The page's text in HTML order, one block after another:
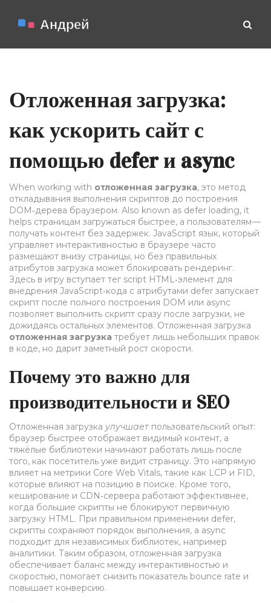
Отложенная загрузка:
как ускорить сайт с
помощью defer и async
When working with отложенная загрузка, это метод
откладывания выполнения скриптов до построения
DOM‑дерева браузером. Also known as defer loading, it
helps страницам загружаться быстрее, а пользователям —
получать контент без задержек. JavaScript язык, который
управляет интерактивностью в браузере часто
размещают внизу страницы, но без правильных
атрибутов загрузка может блокировать рендеринг.
Здесь в игру вступает тег script HTML‑элемент для
внедрения JavaScript‑кода с атрибутами defer запускает
скрипт после полного построения DOM или async
позволяет выполнить скрипт сразу после загрузки, не
дожидаясь остальных элементов. Отложенная загрузка
отложенная загрузка требует лишь небольших правок
в коде, но дарит заметный рост скорости.
Почему это важно для
производительности и SEO
Отложенная загрузка улучшаетпользовательский опыт:
браузер быстрее отображает видимый контент, а
тяжёлые библиотеки начинают работать лишь после
того, как посетитель уже видит страницу. Это напрямую
влияет на метрики Core Web Vitals, такие как LCP и FID,
которые влияют на позицию в поиске. Кроме того,
кеширование и CDN‑сервера работают эффективнее,
когда большие скрипты не блокируют первичную
загрузку HTML. При правильном применении defer,
скрипты сохраняют порядок выполнения, а async
подходит для независимых библиотек, например
аналитики. Таким образом, отложенная загрузка
обеспечивает баланс между интерактивностью и
скоростью, помогает снизить показатель bounce rate и
повышает конверсию.